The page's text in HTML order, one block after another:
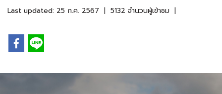
Last updated: 25 ก.ค. 2567 | 5132 จำนวนผู้เข้าชม |